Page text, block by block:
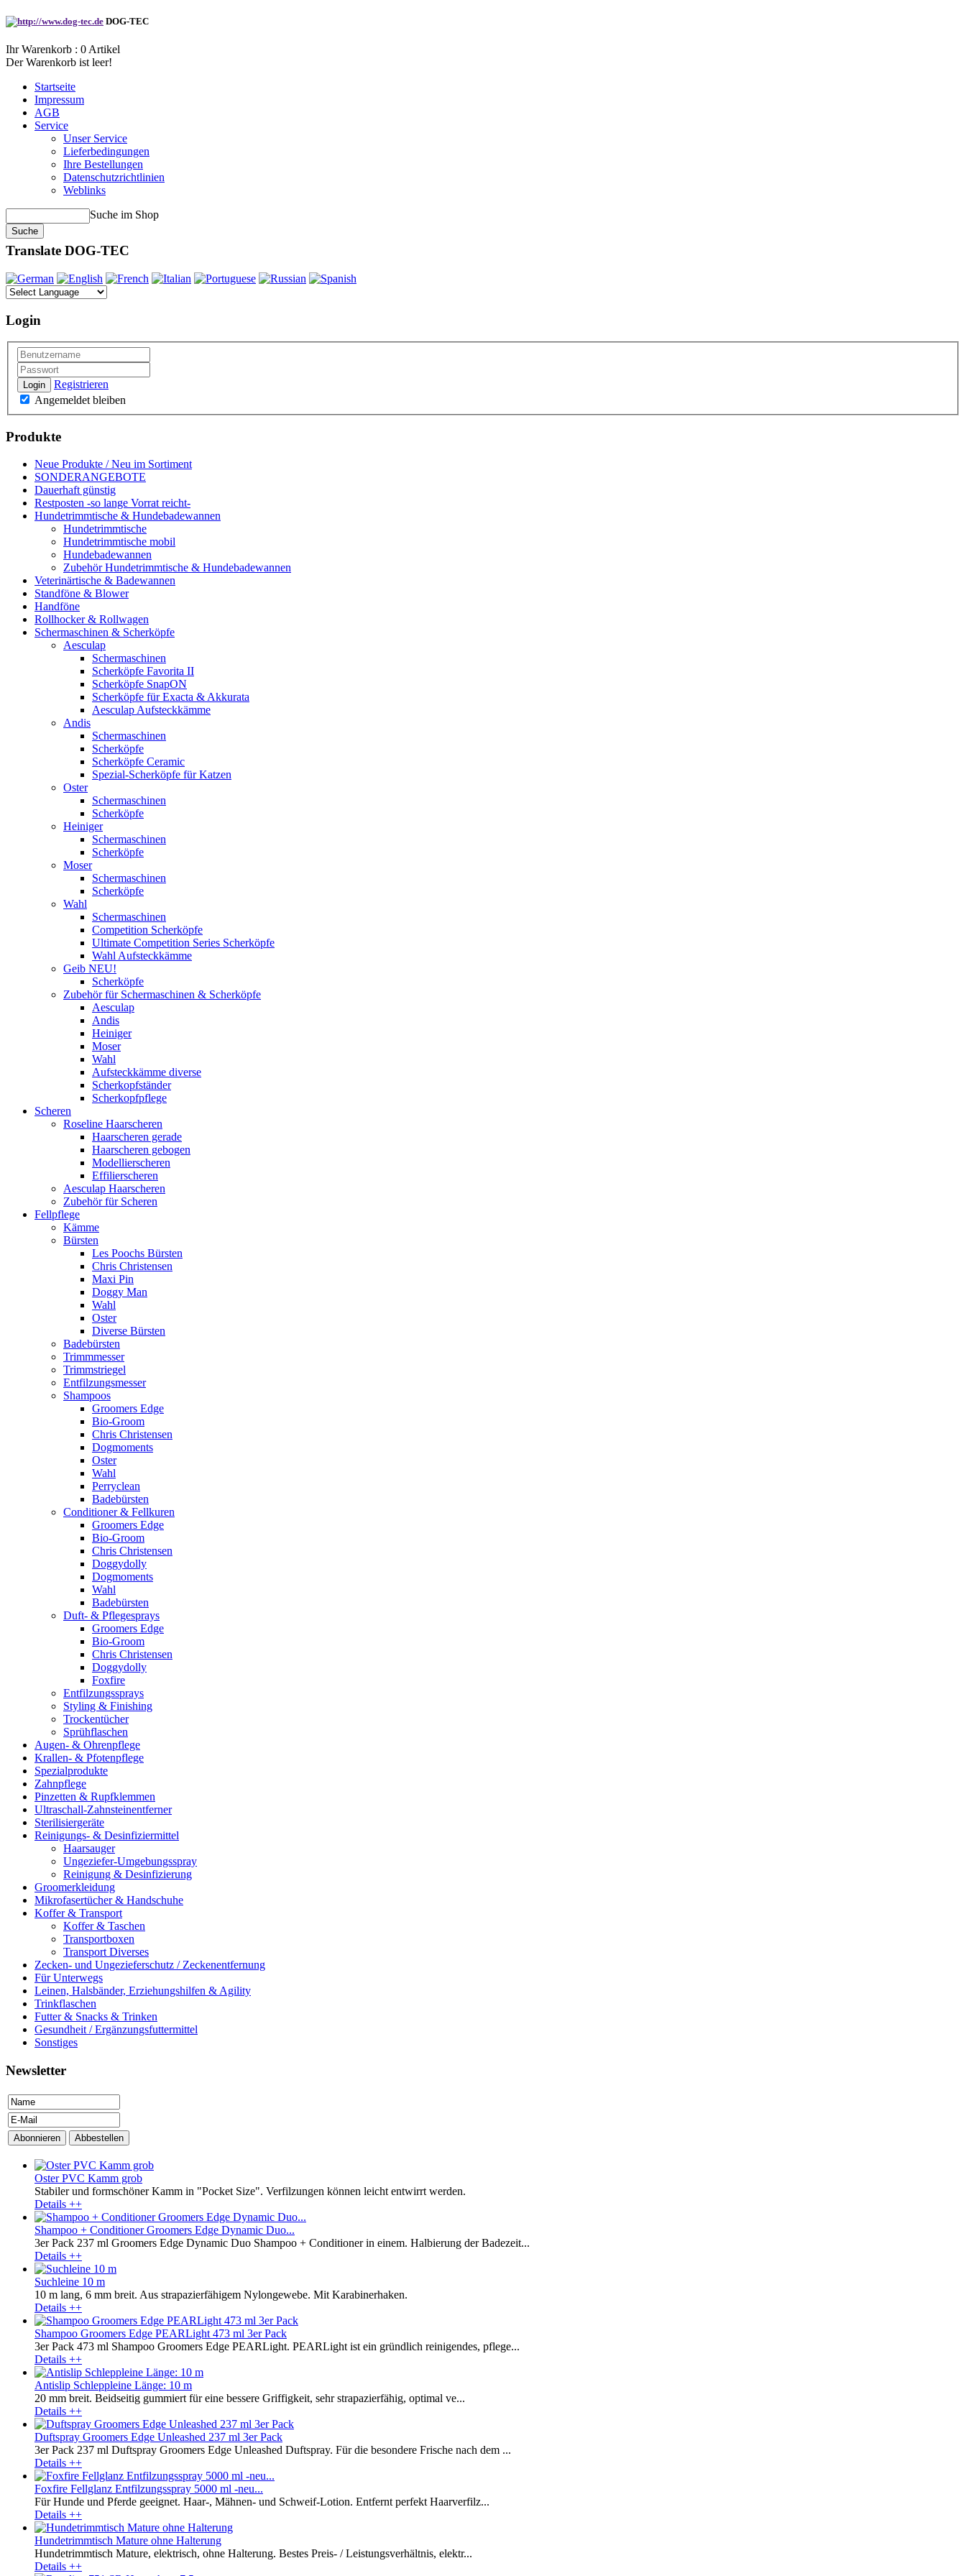
DOG-TEC
Ihr Warenkorb : 0 Artikel
Der Warenkorb ist leer!
Startseite
Impressum
AGB
Service
Unser Service
Lieferbedingungen
Ihre Bestellungen
Datenschutzrichtlinien
Weblinks
Suche im Shop
Translate DOG-TEC
Login
Login
Registrieren
Angemeldet bleiben
Produkte
Neue Produkte / Neu im Sortiment
SONDERANGEBOTE
Dauerhaft günstig
Restposten -so lange Vorrat reicht-
Hundetrimmtische & Hundebadewannen
Hundetrimmtische
Hundetrimmtische mobil
Hundebadewannen
Zubehör Hundetrimmtische & Hundebadewannen
Veterinärtische & Badewannen
Standföne & Blower
Handföne
Rollhocker & Rollwagen
Schermaschinen & Scherköpfe
Aesculap
Schermaschinen
Scherköpfe Favorita II
Scherköpfe SnapON
Scherköpfe für Exacta & Akkurata
Aesculap Aufsteckkämme
Andis
Schermaschinen
Scherköpfe
Scherköpfe Ceramic
Spezial-Scherköpfe für Katzen
Oster
Schermaschinen
Scherköpfe
Heiniger
Schermaschinen
Scherköpfe
Moser
Schermaschinen
Scherköpfe
Wahl
Schermaschinen
Competition Scherköpfe
Ultimate Competition Series Scherköpfe
Wahl Aufsteckkämme
Geib NEU!
Scherköpfe
Zubehör für Schermaschinen & Scherköpfe
Aesculap
Andis
Heiniger
Moser
Wahl
Aufsteckkämme diverse
Scherkopfständer
Scherkopfpflege
Scheren
Roseline Haarscheren
Haarscheren gerade
Haarscheren gebogen
Modellierscheren
Effilierscheren
Aesculap Haarscheren
Zubehör für Scheren
Fellpflege
Kämme
Bürsten
Les Poochs Bürsten
Chris Christensen
Maxi Pin
Doggy Man
Wahl
Oster
Diverse Bürsten
Badebürsten
Trimmmesser
Trimmstriegel
Entfilzungsmesser
Shampoos
Groomers Edge
Bio-Groom
Chris Christensen
Dogmoments
Oster
Wahl
Perryclean
Badebürsten
Conditioner & Fellkuren
Groomers Edge
Bio-Groom
Chris Christensen
Doggydolly
Dogmoments
Wahl
Badebürsten
Duft- & Pflegesprays
Groomers Edge
Bio-Groom
Chris Christensen
Doggydolly
Foxfire
Entfilzungssprays
Styling & Finishing
Trockentücher
Sprühflaschen
Augen- & Ohrenpflege
Krallen- & Pfotenpflege
Spezialprodukte
Zahnpflege
Pinzetten & Rupfklemmen
Ultraschall-Zahnsteinentferner
Sterilisiergeräte
Reinigungs- & Desinfiziermittel
Haarsauger
Ungeziefer-Umgebungsspray
Reinigung & Desinfizierung
Groomerkleidung
Mikrofasertücher & Handschuhe
Koffer & Transport
Koffer & Taschen
Transportboxen
Transport Diverses
Zecken- und Ungezieferschutz / Zeckenentfernung
Für Unterwegs
Leinen, Halsbänder, Erziehungshilfen & Agility
Trinkflaschen
Futter & Snacks & Trinken
Gesundheit / Ergänzungsfuttermittel
Sonstiges
Newsletter
Oster PVC Kamm grob
Stabiler und formschöner Kamm in "Pocket Size". Verfilzungen können leicht entwirrt werden.
Details ++
Shampoo + Conditioner Groomers Edge Dynamic Duo...
3er Pack 237 ml Groomers Edge Dynamic Duo Shampoo + Conditioner in einem. Halbierung der Badezeit...
Details ++
Suchleine 10 m
10 m lang, 6 mm breit. Aus strapazierfähigem Nylongewebe. Mit Karabinerhaken.
Details ++
Shampoo Groomers Edge PEARLight 473 ml 3er Pack
3er Pack 473 ml Shampoo Groomers Edge PEARLight. PEARLight ist ein gründlich reinigendes, pflege...
Details ++
Antislip Schleppleine Länge: 10 m
20 mm breit. Beidseitig gummiert für eine bessere Griffigkeit, sehr strapazierfähig, optimal ve...
Details ++
Duftspray Groomers Edge Unleashed 237 ml 3er Pack
3er Pack 237 ml Duftspray Groomers Edge Unleashed Duftspray. Für die besondere Frische nach dem ...
Details ++
Foxfire Fellglanz Entfilzungsspray 5000 ml -neu...
Für Hunde und Pferde geeignet. Haar-, Mähnen- und Schweif-Lotion. Entfernt perfekt Haarverfilz...
Details ++
Hundetrimmtisch Mature ohne Halterung
Hundetrimmtisch Mature, elektrisch, ohne Halterung. Bestes Preis- / Leistungsverhältnis, elektr...
Details ++